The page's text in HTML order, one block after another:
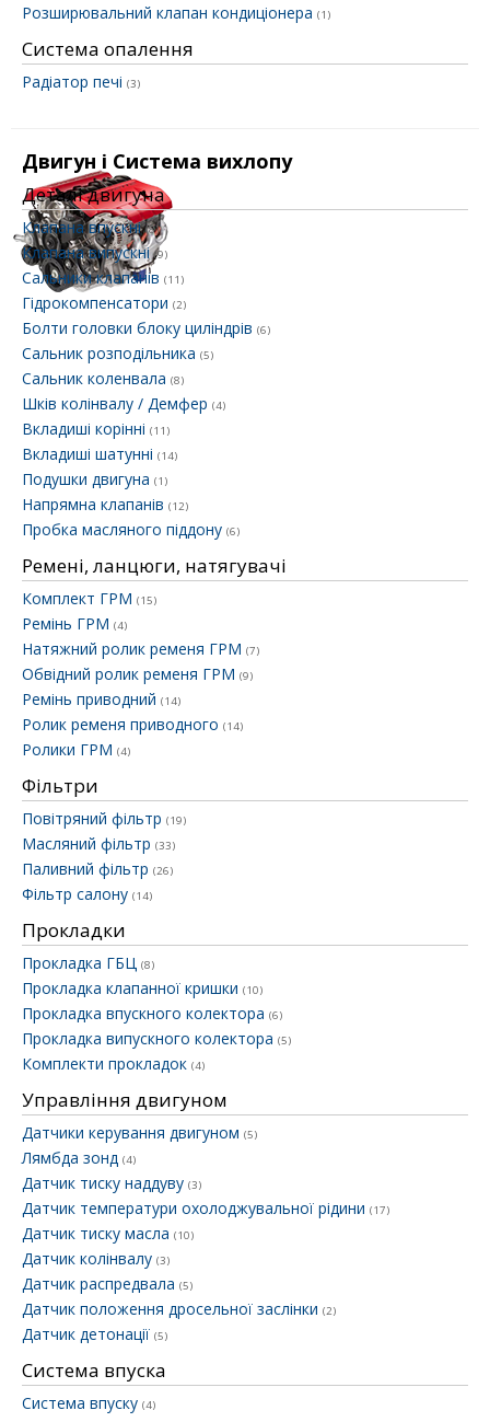
Розширювальний клапан кондиціонера (1)
Система опалення
Радіатор печі (3)
Двигун і Система вихлопу
Деталі двигуна
Клапана впускні(8)
Клапана випускні(9)
Сальники клапанів (11)
Гідрокомпенсатори (2)
Болти головки блоку циліндрів (6)
Сальник розподільника (5)
Сальник коленвала (8)
Шків колінвалу / Демфер (4)
Вкладиші корінні (11)
Вкладиші шатунні (14)
Подушки двигуна (1)
Напрямна клапанів (12)
Пробка масляного піддону (6)
Ремені, ланцюги, натягувачі
Комплект ГРМ (15)
Ремінь ГРМ (4)
Натяжний ролик ременя ГРМ (7)
Обвідний ролик ременя ГРМ (9)
Ремінь приводний (14)
Ролик ременя приводного (14)
Ролики ГРМ (4)
Фільтри
Повітряний фільтр (19)
Масляний фільтр (33)
Паливний фільтр (26)
Фільтр салону (14)
Прокладки
Прокладка ГБЦ (8)
Прокладка клапанної кришки (10)
Прокладка впускного колектора (6)
Прокладка випускного колектора (5)
Комплекти прокладок (4)
Управління двигуном
Датчики керування двигуном (5)
Лямбда зонд (4)
Датчик тиску наддуву (3)
Датчик температури охолоджувальної рідини (17)
Датчик тиску масла (10)
Датчик колінвалу (3)
Датчик распредвала (5)
Датчик положення дросельної заслінки (2)
Датчик детонації (5)
Система впуска
Система впуску (4)